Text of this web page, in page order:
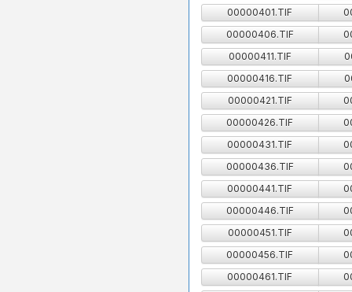
00000401.TIF
00000406.TIF
00000411.TIF
00000416.TIF
00000421.TIF
00000426.TIF
00000431.TIF
00000436.TIF
00000441.TIF
00000446.TIF
00000451.TIF
00000456.TIF
00000461.TIF